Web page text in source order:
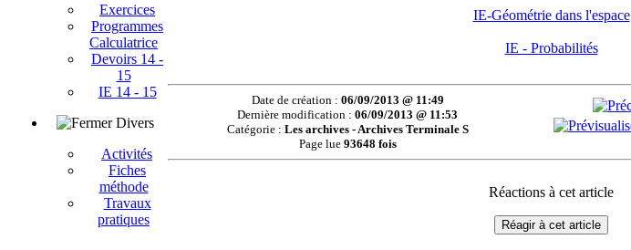
Exercices
Programmes
Calculatrice
Devoirs 14 -
15
IE 14 - 15
Divers
Activités
Fiches
méthode
Travaux
pratiques
IE-Géométrie dans l'espace
IE - Probabilités
Date de création : 06/09/2013 @ 11:49
Dernière modification :06/09/2013 @ 11:53
Catégorie : Les archives - Archives Terminale S
Page lue 93648 fois
Réactions à cet article
Réagir à cet article